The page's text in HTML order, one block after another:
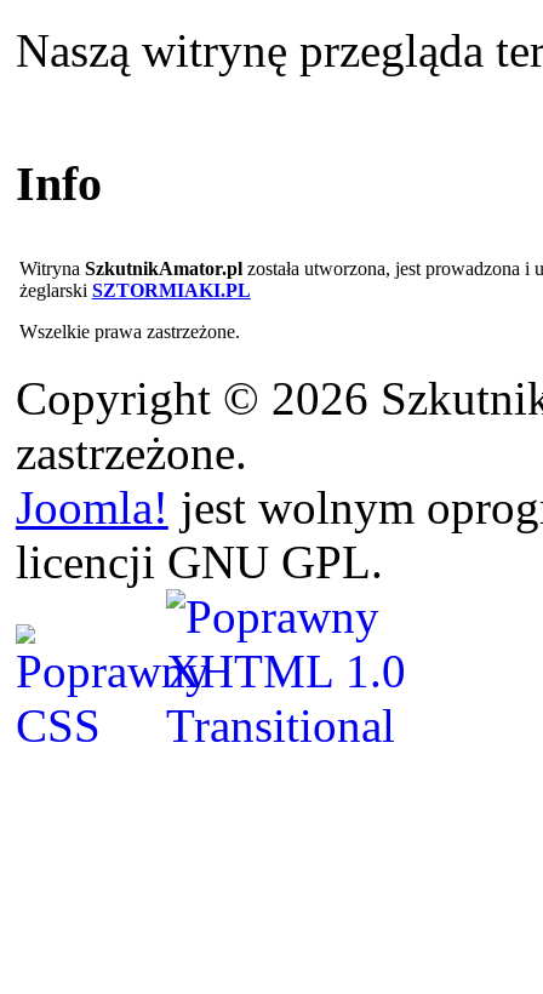
Naszą witrynę przegląda
Info
Witryna SzkutnikAmator.plzostała utworzona, jest prowadzona i
żeglarski SZTORMIAKI.PL
Wszelkie prawa zastrzeżone.
Copyright © 2026
zastrzeżone.
Joomla! jest wolnym
licencji GNU GPL.